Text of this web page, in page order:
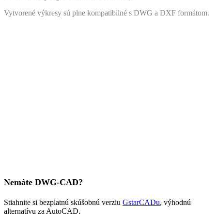
Vytvorené výkresy sú plne kompatibilné s DWG a DXF formátom.
Nemáte DWG-CAD?
Stiahnite si bezplatnú skúšobnú verziu GstarCADu, výhodnú
alternatívu za AutoCAD.